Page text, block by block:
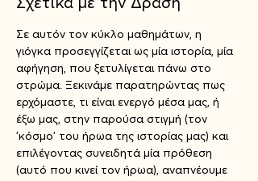
Σχετικά με την Δράση
Σε αυτόν τον κύκλο μαθημάτων, η
γιόγκα προσεγγίζεται ως μία ιστορία, μία
αφήγηση, που ξετυλίγεται πάνω στο
στρώμα. Ξεκινάμε παρατηρώντας πως
ερχόμαστε, τι είναι ενεργό μέσα μας, ή
έξω μας, στην παρούσα στιγμή (τον
'κόσμο' του ήρωα της ιστορίας μας) και
επιλέγοντας συνειδητά μία πρόθεση
(αυτό που κινεί τον ήρωα), αναπνέουμε